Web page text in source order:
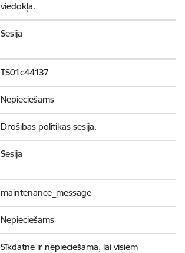
viedokļa.
Sesija
TS01c44137
Nepieciešams
Drošības politikas sesija.
Sesija
maintenance_message
Nepieciešams
Sīkdatne ir nepieciešama, lai visiem